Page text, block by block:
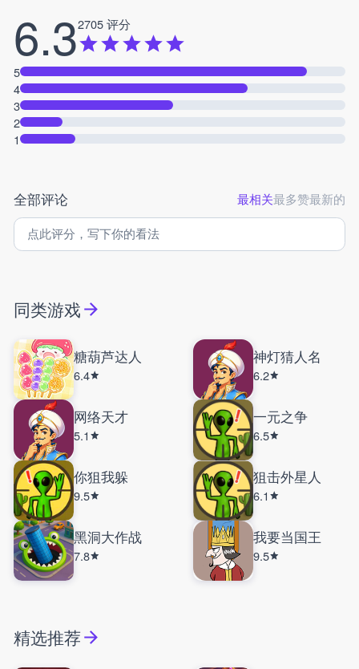
6.32705 评分
5
4
3
2
1
全部评论 最相关最多赞最新的
同类游戏
糖葫芦达人
6.4
神灯猜人名
6.2
网络天才
5.1
一元之争
6.5
你狙我躲
9.5
狙击外星人
6.1
黑洞大作战
7.8
我要当国王
9.5
精选推荐